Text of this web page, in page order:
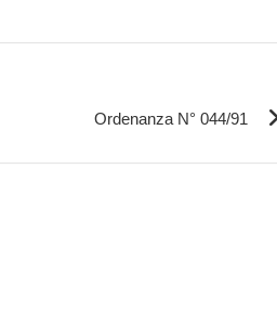
Ordenanza N° 044/91